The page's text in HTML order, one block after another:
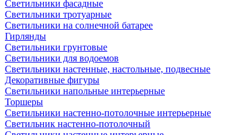
Светильники фасадные
Светильники тротуарные
Светильники на солнечной батарее
Гирлянды
Светильники грунтовые
Светильники для водоемов
Светильники настенные, настольные, подвесные
Декоративные фигуры
Светильники напольные интерьерные
Торшеры
Светильники настенно-потолочные интерьерные
Светильник настенно-потолочный